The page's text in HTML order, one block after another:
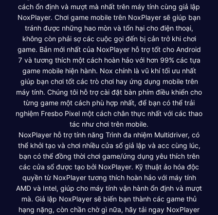
cách ổn định và mượt mà nhất trên máy tính cùng giả lập
NoxPlayer. Chơi game mobile trên NoxPlayer sẽ giúp bạn
tránh được những hao mòn và tổn hại cho điện thoại,
không còn phải sợ các cuộc gọi đến bị cản trở khi chơi
game. Bản mới nhất của NoxPlayer hỗ trợ tốt cho Android
7 và tương thích một cách hoàn hảo với hơn 99% các tựa
game mobile hiện hành. Nox chính là vũ khí tối ưu nhất
giúp bạn chơi tốt các trò chơi hay ứng dụng mobile trên
máy tính. Chúng tôi hỗ trợ cài đặt bàn phím điều khiển cho
từng game một cách phù hợp nhất, để bạn có thể trải
nghiệm Fresbo Pixel một cách chân thực nhất với các thao
tác như chơi trên mobile.
NoxPlayer hỗ trợ tính năng Trình đa nhiệm Multidriver, có
thể khởi tạo và chơi nhiều cửa sổ giả lập và acc cùng lúc,
bạn có thể đồng thời chơi game/ứng dụng yêu thích trên
các cửa sổ được tạo bởi NoxPlayer. Kỹ thuật ảo hóa độc
quyền từ NoxPlayer tương thích hoàn hảo với máy tính
AMD và Intel, giúp cho máy tính vận hành ổn định và mượt
mà. Giả lập NoxPlayer sẽ biến bạn thành các game thủ
hạng nặng, còn chần chờ gì nữa, hãy tải ngay NoxPlayer